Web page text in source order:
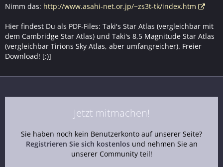
Nimm das: http://www.asahi-net.or.jp/~zs3t-tk/index.htm
Hier findest Du als PDF-Files: Taki's Star Atlas (vergleichbar mit
dem Cambridge Star Atlas) und Taki's 8,5 Magnitude Star Atlas
(vergleichbar Tirions Sky Atlas, aber umfangreicher). Freier
Download! [:)]
Jetzt mitmachen!
Sie haben noch kein Benutzerkonto auf unserer Seite?
Registrieren Sie sich kostenlosund nehmen Sie an
unserer Community teil!